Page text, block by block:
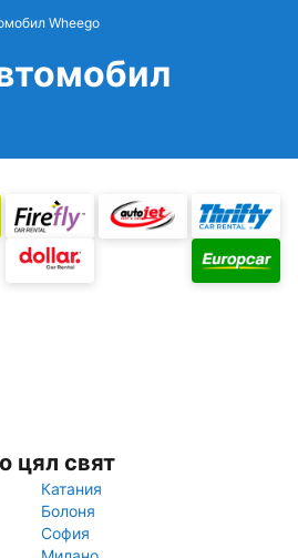
Wheego
цял свят
Катания
Болоня
София